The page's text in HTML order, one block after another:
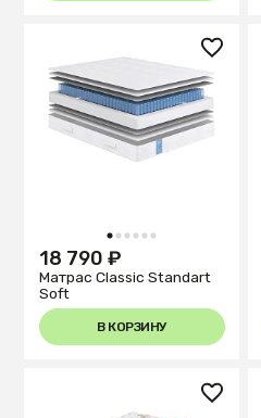
1 2 3 4 5 6
18 790 ₽
Матрас Classic Standart
Soft
В КОРЗИНУ